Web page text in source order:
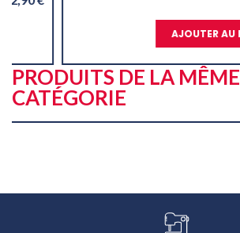
PRODUITS DE LA MÊME
CATÉGORIE
AJOUTER AU PANIER